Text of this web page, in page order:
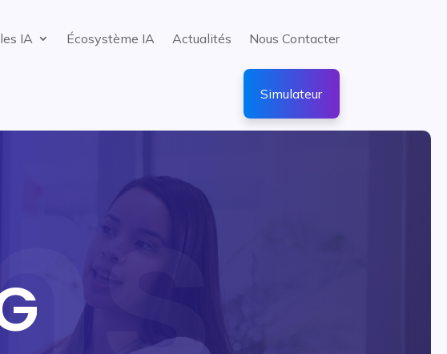
IA Écosystème IA Actualités Nous Contacter
Simulateur